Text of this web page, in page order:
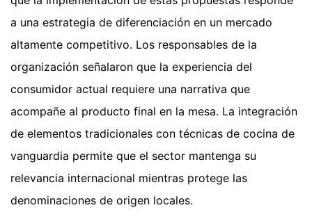
a una estrategia de diferenciación en un mercado
altamente competitivo. Los responsables de la
organización señalaron que la experiencia del
consumidor actual requiere una narrativa que
acompañe al producto final en la mesa. La integración
de elementos tradicionales con técnicas de cocina de
vanguardia permite que el sector mantenga su
relevancia internacional mientras protege las
denominaciones de origen locales.